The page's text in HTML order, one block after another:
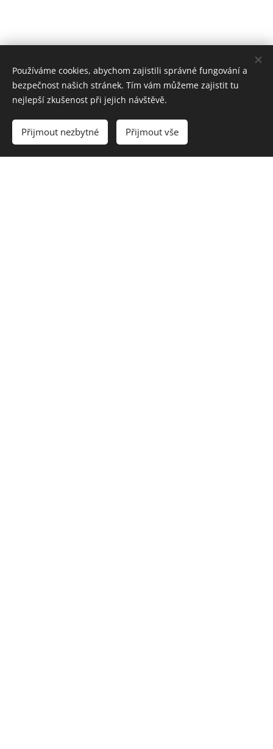
Vyprodáno
Používáme cookies, abychom zajistili správné fungování a
bezpečnost našich stránek. Tím vám můžeme zajistit tu
nejlepší zkušenost při jejich návštěvě.
Přijmout nezbytné Přijmout vše